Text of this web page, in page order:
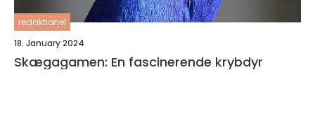
redaktionel
18. January 2024
Skægagamen: En fascinerende krybdyr